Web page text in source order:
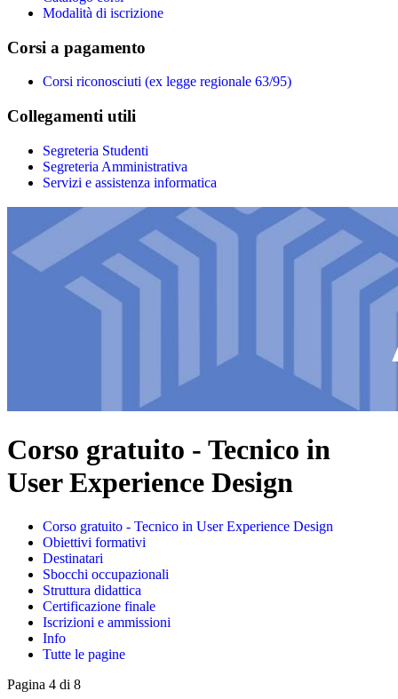
Modalità di iscrizione
Corsi a pagamento
Corsi riconosciuti (ex legge regionale 63/95)
Collegamenti utili
Segreteria Studenti
Segreteria Amministrativa
Servizi e assistenza informatica
Corso gratuito - Tecnico in
User Experience Design
Corso gratuito - Tecnico in User Experience Design
Obiettivi formativi
Destinatari
Sbocchi occupazionali
Struttura didattica
Certificazione finale
Iscrizioni e ammissioni
Info
Tutte le pagine
Pagina 4 di 8